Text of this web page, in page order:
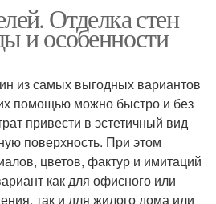
Отделка стен
и особенности
из самых выгодных вариантов
помощью можно быстро и без
привести в эстетичный вид
поверхность. При этом
цветов, фактур и имитаций
как для офисного или
так и для жилого дома или